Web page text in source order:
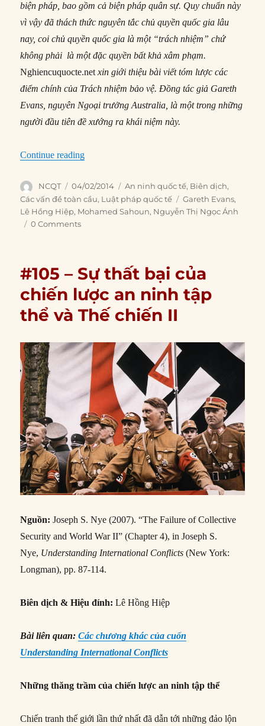
biện pháp, bao gồm cả biện pháp quân sự. Quy chuẩn này
vì vậy đã thách thức nguyên tắc chủ quyền quốc gia lâu
nay, coi chủ quyền quốc gia là một “trách nhiệm” chứ
không phải là một đặc quyền bất khả xâm phạm.
Nghiencuquocte.netxin giới thiệu bài viết tóm lược các
điểm chính của Trách nhiệm bảo vệ. Đồng tác giả Gareth
Evans, nguyên Ngoại trưởng Australia, là một trong những
người đầu tiên đề xướng ra khái niệm này.
Continue reading“#116 – Trách nhiệm bảo vệ”
Author
NCQT
Posted
on
04/02/2014 Categories
An ninh quốc tế, Biên dịch,
Các vấn đề toàn cầu, Luật pháp quốc tế Tags
Gareth Evans,
Lê Hồng Hiệp, Mohamed Sahoun, Nguyễn Thị Ngọc Ánh
0 Comments
#105 – Sự thất bại của
chiến lược an ninh tập
thể và Thế chiến II
Nguồn:Joseph S. Nye (2007). “The Failure of Collective
Security and World War II” (Chapter 4), in Joseph S.
Nye, Understanding International Conflicts (New York:
Longman), pp. 87-114.
Biên dịch & Hiệu đính: Lê Hồng Hiệp
Bài liên quan:Các chương khác của cuốn
Understanding International Conflicts
Những thăng trầm của chiến lược an ninh tập thể
Chiến tranh thế giới lần thứ nhất đã dẫn tới những đảo lộn